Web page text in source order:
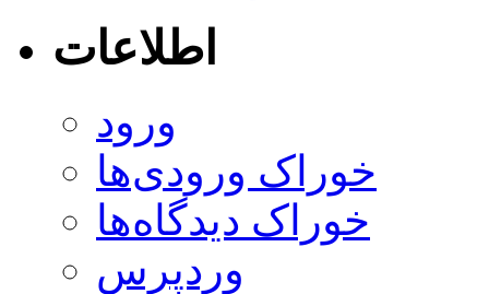
اطلاعات
ورود
خوراک ورودی‌ها
خوراک دیدگاه‌ها
وردپرس